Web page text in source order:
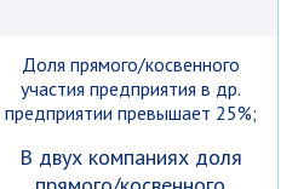
Доля прямого/косвенного
участия предприятия в др.
предприятии превышает 25%;
В двух компаниях доля